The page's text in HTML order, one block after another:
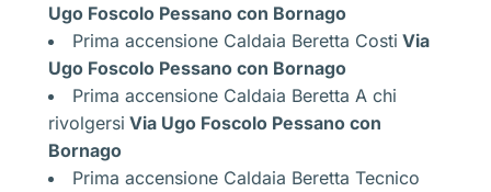
Ugo Foscolo Pessano con Bornago
Prima accensione Caldaia Beretta Costi Via
Ugo Foscolo Pessano con Bornago
Prima accensione Caldaia Beretta A chi
rivolgersi Via Ugo Foscolo Pessano con
Bornago
Prima accensione Caldaia Beretta Tecnico